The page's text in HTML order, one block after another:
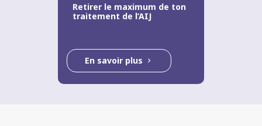
Retirer le maximum de ton
traitement de l’AIJ
En savoir plus